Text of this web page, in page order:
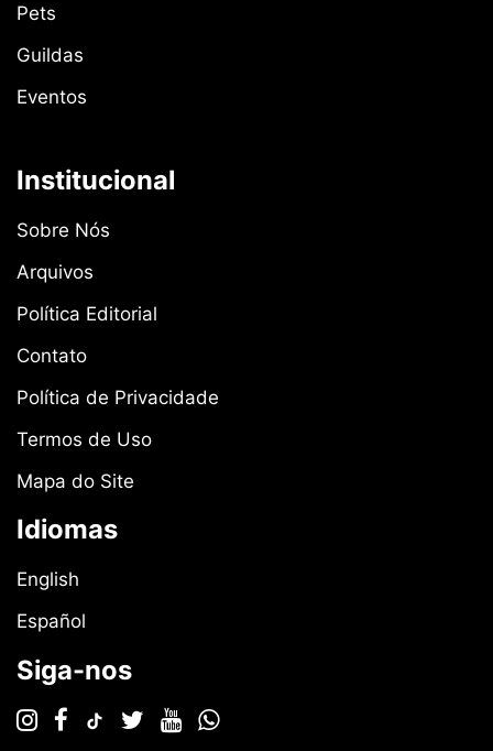
Pets
Guildas
Eventos
Institucional
Sobre Nós
Arquivos
Política Editorial
Contato
Política de Privacidade
Termos de Uso
Mapa do Site
Idiomas
English
Español
Siga-nos